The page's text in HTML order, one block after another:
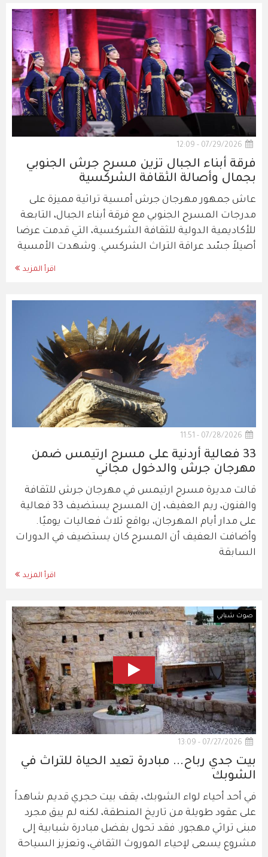
07/29/2026 - 12:09
فرقة أبناء الجبال تزين مسرح جرش الجنوبي
بجمال وأصالة الثقافة الشركسية
عاش جمهور مهرجان جرش أمسية تراثية مميزة على
مدرجات المسرح الجنوبي مع فرقة أبناء الجبال، التابعة
للأكاديمية الدولية للثقافة الشركسية، التي قدمت عرضا
أصيلاً جسّد عراقة التراث الشركسي. وشهدت الأمسية
اقرأ المزيد
07/28/2026 - 11:51
33 فعالية أردنية على مسرح ارتيمس ضمن
مهرجان جرش والدخول مجاني
قالت مديرة مسرح ارتيمس في مهرجان جرش للثقافة
والفنون، ريم العفيف، إن المسرح يستضيف 33 فعالية
على مدار أيام المهرجان، بواقع ثلاث فعاليات يوميًا.
وأضافت العفيف أن المسرح كان يستضيف في الدورات
السابقة
اقرأ المزيد
صوت شبابي
07/27/2026 - 13:09
بيت جدي رباح... مبادرة تعيد الحياة للتراث في
الشوبك
في أحد أحياء لواء الشوبك، يقف بيت حجري قديم شاهداً
على عقود طويلة من تاريخ المنطقة، لكنه لم يبق مجرد
مبنى تراثي مهجور. فقد تحول بفضل مبادرة شبابية إلى
مشروع يسعى لإحياء الموروث الثقافي، وتعزيز السياحة